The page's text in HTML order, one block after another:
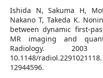
Ishida N, Sakuma H,
Nakano T, Takeda K.
between dynamic first-
MR imaging and
Radiology. 2003
10.1148/
12944596.